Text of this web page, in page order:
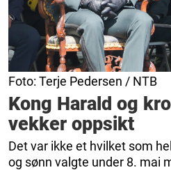
Foto: Terje Pedersen / NTB
Kong Harald og
vekker oppsikt
Det var ikke et hvilket som
og sønn valgte under 8. mai